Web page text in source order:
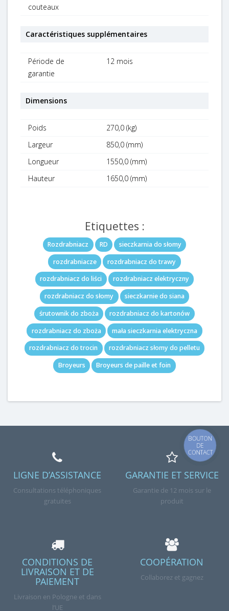
couteaux
Caractéristiques supplémentaires
Période de
garantie
12 mois
Dimensions
Poids
270,0 (kg)
Largeur
850,0 (mm)
Longueur
1550,0 (mm)
Hauteur
1650,0 (mm)
Etiquettes :
Rozdrabniacz RD
sieczkarnia do słomy
rozdrabniacze
rozdrabniacz do trawy
rozdrabniacz do liści
rozdrabniacz elektryczny
rozdrabniacz do słomy
sieczkarnie do siana
śrutownik do zboża
rozdrabniacz do kartonów
rozdrabniacz do zboża
mała sieczkarnia elektryczna
rozdrabniacz do trocin
rozdrabniacz słomy do pelletu
Broyeurs
Broyeurs de paille et foin
LIGNE D’ASSISTANCE
Consultations téléphoniques
gratuites
GARANTIE ET SERVICE
Garantie de 12 mois sur le
produit
CONDITIONS DE
LIVRAISON ET DE
PAIEMENT
Livraison en Pologne et dans
l’UE
COOPÉRATION
Collaborez et gagnez
BOUTON
DE
CONTACT